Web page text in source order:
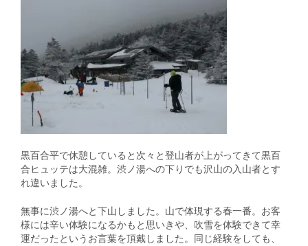
黒百合平で休憩していると次々と登山者が上がってきて黒百
合ヒュッテは大混雑。渋ノ湯への下りでも沢山の入山者とす
れ違いました。
無事に渋ノ湯へと下山しました。山で体現する春一番。お客
様には辛い体験になるかもと思いきや、吹雪を体験できて幸
運だったというお言葉を頂戴しました。同じ経験をしても、